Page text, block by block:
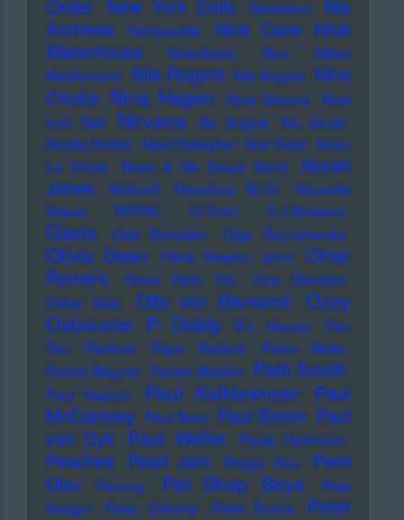
Order New York Dolls Newcleus
Nia
Archives
Nichtseattle Nick Cave
Nick
Waterhouse
Nickelback Nico
Nikko
Weidemann Nile Rogers Nils Keppel Nina
Chuba Nina Hagen Nina Simone
Nine
Inch Nail
Nirvana No Angels
No Doubt
Noddy Holder Noel Gallagher Noir Désir Nono
La Grinta
Noori & His Dorpa Band
Norah
Jones
Notdurft Notorious B.I.G.
Nouvelle
Vague
NSYNC O-Town O.J.Simpson
Oasis Odd Beholder Olga Reznichenko
Olivia Dean Olivia Newton John
Omar
Romero
Omer Klein Trio
One Direction
Oskar Sala
Otto von Bismarck Ozzy
Osbourne
P. Diddy P.J. Harvey
Pan
Tau
Pankow Papo Yoplack
Parov Stelar
Patrick Wagner Patrick Walden Patti Smith
Paul Heaton Paul Kalkbrenner
Paul
McCartney Paul Nero Paul Simon Paul
van Dyk Paul Weller Paula Hartmann
Peaches Pearl Jam Peggy Gou
Pere
Ubu
Perrecy Pet Shop Boys
Pete
Seeger
Peter Doherty Peter Evans
Peter